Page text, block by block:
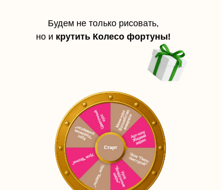
Будем не только рисовать,
но и крутить Колесо фортуны!
🌸 Мастер-класс
“Лотос — символ
благости”
✨ Даосская медитация
“Медовое
наполнение”
День 1.
«Зарядись энергией любви и
внутреннего сияния»